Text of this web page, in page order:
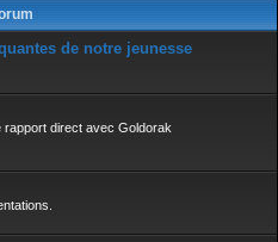
de notre jeunesse
rapport direct avec Goldorak